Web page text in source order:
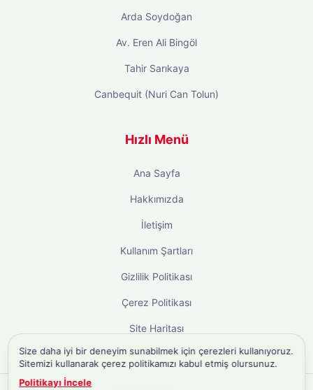
Arda Soydoğan
Av. Eren Ali Bingöl
Tahir Sarıkaya
Canbequit (Nuri Can Tolun)
Hızlı Menü
Ana Sayfa
Hakkımızda
İletişim
Kullanım Şartları
Gizlilik Politikası
Çerez Politikası
Site Haritası
Size daha iyi bir deneyim sunabilmek için çerezleri kullanıyoruz.
Sitemizi kullanarak çerez politikamızı kabul etmiş olursunuz.
Politikayı İncele